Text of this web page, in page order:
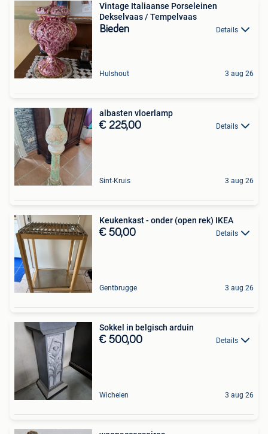
Vintage Italiaanse Porseleinen
Dekselvaas / Tempelvaas
Bieden Details
Hulshout 3 aug 26
albasten vloerlamp
€ 225,00 Details
Sint-Kruis 3 aug 26
Keukenkast - onder (open rek) IKEA
€ 50,00 Details
Gentbrugge 3 aug 26
Sokkel in belgisch arduin
€ 500,00 Details
Wichelen 3 aug 26